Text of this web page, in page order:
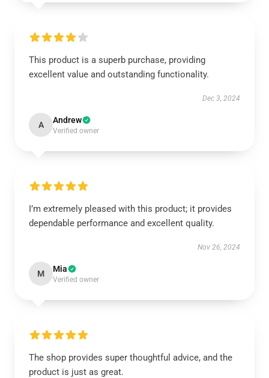
This product is a superb purchase, providing
excellent value and outstanding functionality.
Dec 3, 2024
A Andrew
Verified owner
I’m extremely pleased with this product; it provides
dependable performance and excellent quality.
Nov 26, 2024
M Mia
Verified owner
The shop provides super thoughtful advice, and the
product is just as great.